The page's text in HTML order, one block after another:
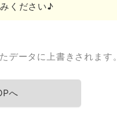
ください♪
データに上書きされます。
へ